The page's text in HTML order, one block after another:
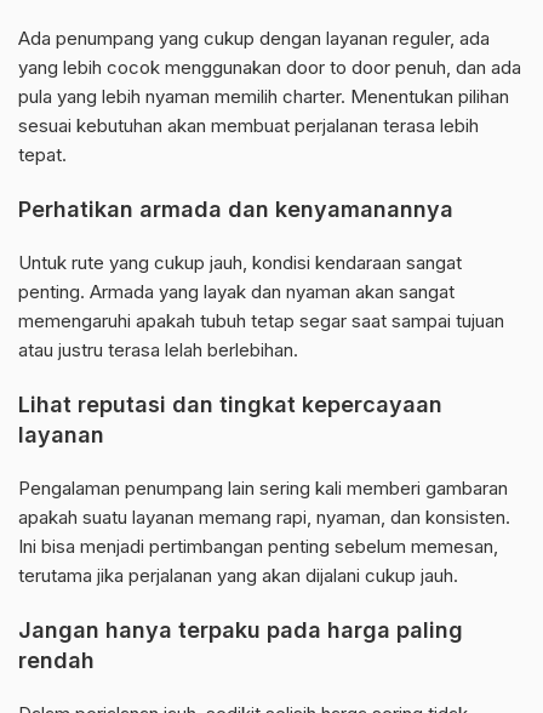
Ada penumpang yang cukup dengan layanan reguler, ada
yang lebih cocok menggunakan door to door penuh, dan ada
pula yang lebih nyaman memilih charter. Menentukan pilihan
sesuai kebutuhan akan membuat perjalanan terasa lebih
tepat.
Perhatikan armada dan kenyamanannya
Untuk rute yang cukup jauh, kondisi kendaraan sangat
penting. Armada yang layak dan nyaman akan sangat
memengaruhi apakah tubuh tetap segar saat sampai tujuan
atau justru terasa lelah berlebihan.
Lihat reputasi dan tingkat kepercayaan
layanan
Pengalaman penumpang lain sering kali memberi gambaran
apakah suatu layanan memang rapi, nyaman, dan konsisten.
Ini bisa menjadi pertimbangan penting sebelum memesan,
terutama jika perjalanan yang akan dijalani cukup jauh.
Jangan hanya terpaku pada harga paling
rendah